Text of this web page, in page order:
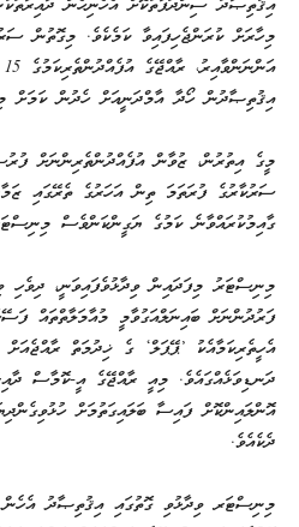
އިޤުތިޞާދު ސިންދަފާތުކޮށް އެހެނިހެން
އިޤުތިޞާދުން ހޯދާ އާމްދަނީއަށް ހެދުން ކަމަށް
މީގެ އިތުރުން، ޒުވާން އުފެއްދުންތެރިންނަށް
ސަރުކާރުގެ ފުރަތަމަ ތިން އަހަރުގެ ތެރޭގައި
ގާއިމުކުރައްވާނެ ކަމުގެ ޔަގީންކަންވެސް
މިނިސްޓަރު މިފަދައިން ވިދާޅުވެފައިވަނީ، ދިވެހި
ފަރުދުންނަށް ބައިނަލްއަގުވާމީ މުއާމަލާތްތައް
އެހީތެރިކަމާއެކު ’ޕޭޕަލް‘ ގެ ޚިދުމަތް
ދަނޑިވަޅެއްގައެވެ. މިއީ ރާއްޖޭގެ އީ-ކޮމާސް
އޮންލައިންކޮށް ފައިސާ ބަލައިގަތުމަށް
ދެކެއެވެ.
މިނިސްޓަރ ވިދާޅުވި ގޮތުގައި އިޤުތިޞާދު އެހެން